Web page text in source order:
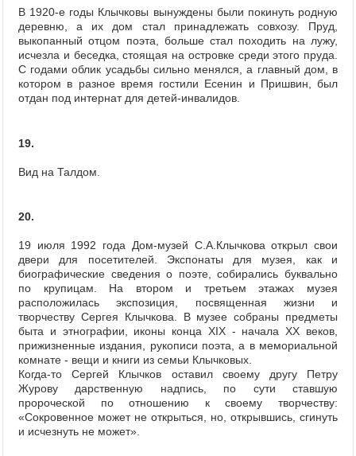
В 1920-е годы Клычковы вынуждены были покинуть родную
деревню, а их дом стал принадлежать совхозу. Пруд,
выкопанный отцом поэта, больше стал походить на лужу,
исчезла и беседка, стоящая на островке среди этого пруда.
С годами облик усадьбы сильно менялся, а главный дом, в
котором в разное время гостили Есенин и Пришвин, был
отдан под интернат для детей-инвалидов.
19.
Вид на Талдом.
20.
19 июля 1992 года Дом-музей С.А.Клычкова открыл свои
двери для посетителей. Экспонаты для музея, как и
биографические сведения о поэте, собирались буквально
по крупицам. На втором и третьем этажах музея
расположилась экспозиция, посвященная жизни и
творчеству Сергея Клычкова. В музее собраны предметы
быта и этнографии, иконы конца XIX - начала XX веков,
прижизненные издания, рукописи поэта, а в мемориальной
комнате - вещи и книги из семьи Клычковых.
Когда-то Сергей Клычков оставил своему другу Петру
Журову дарственную надпись, по сути ставшую
пророческой по отношению к своему творчеству:
«Сокровенное может не открыться, но, открывшись, сгинуть
и исчезнуть не может».